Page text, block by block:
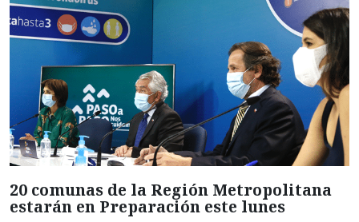
20 comunas de la Región Metropolitana
estarán en Preparación este lunes